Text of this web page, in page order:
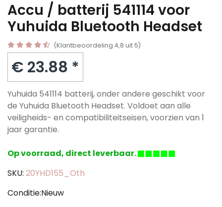
Accu / batterij 541114 voor
Yuhuida Bluetooth Headset
(Klantbeoordeling 4,8 uit 5)
€ 23.88 *
Yuhuida 541114 batterij, onder andere geschikt voor
de Yuhuida Bluetooth Headset. Voldoet aan alle
veiligheids- en compatibiliteitseisen, voorzien van 1
jaar garantie.
Op voorraad, direct leverbaar.
SKU: 20YHD155_Oth
Conditie:Nieuw